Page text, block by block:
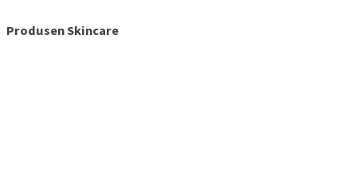
Produsen Skincare